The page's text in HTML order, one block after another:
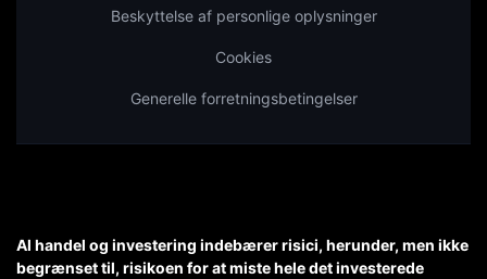
Beskyttelse af personlige oplysninger
Cookies
Generelle forretningsbetingelser
Al handel og investering indebærer risici, herunder, men ikke
begrænset til, risikoen for at miste hele det investerede